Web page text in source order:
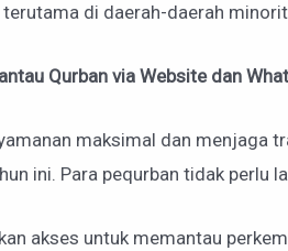
di daerah-daerah
Qurban via Website dan
maksimal dan menjaga
ini. Para pequrban tidak
akses untuk memantau